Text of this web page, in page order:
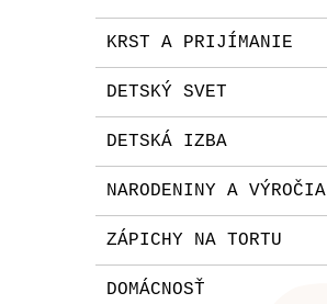
KRST A PRIJÍMANIE
DETSKÝ SVET
DETSKÁ IZBA
NARODENINY A VÝROČIA
ZÁPICHY NA TORTU
DOMÁCNOSŤ